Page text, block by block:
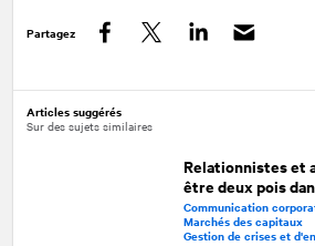
Partagez
Articles suggérés
Sur des sujets similaires
Relationnistes et
être deux pois
Communication
Marchés des
Gestion de crises et